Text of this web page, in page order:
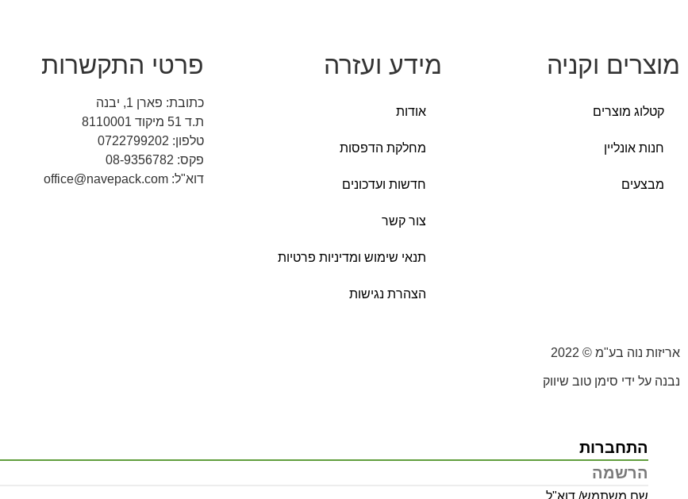
מוצרים וקניה
קטלוג מוצרים
חנות אונליין
מבצעים
מידע ועזרה
אודות
מחלקת הדפסות
חדשות ועדכונים
צור קשר
תנאי שימוש ומדיניות פרטיות
הצהרת נגישות
פרטי התקשרות
כתובת: פארן 1, יבנה
ת.ד 51 מיקוד 8110001
טלפון: 0722799202
פקס: 08-9356782
דוא"ל: office@navepack.com
אריזות נוה בע"מ © 2022
נבנה על ידי סימן טוב שיווק
התחברות
הרשמה
שם משתמש/ דוא"ל